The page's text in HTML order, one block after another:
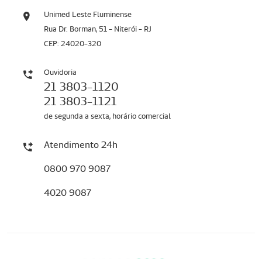
Unimed Leste Fluminense
Rua Dr. Borman, 51 - Niterói - RJ
CEP: 24020-320
Ouvidoria
21 3803-1120
21 3803-1121
de segunda a sexta, horário comercial
Atendimento 24h
0800 970 9087
4020 9087